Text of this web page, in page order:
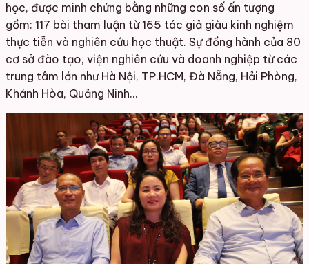
học, được minh chứng bằng những con số ấn tượng
gồm: 117 bài tham luận từ 165 tác giả giàu kinh nghiệm
thực tiễn và nghiên cứu học thuật. Sự đồng hành của 80
cơ sở đào tạo, viện nghiên cứu và doanh nghiệp từ các
trung tâm lớn như Hà Nội, TP.HCM, Đà Nẵng, Hải Phòng,
Khánh Hòa, Quảng Ninh…